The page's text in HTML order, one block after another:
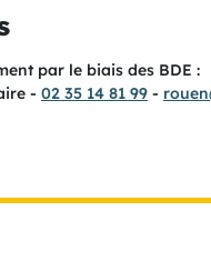
par le biais des BDE :
- 02 35 14 81 99 -